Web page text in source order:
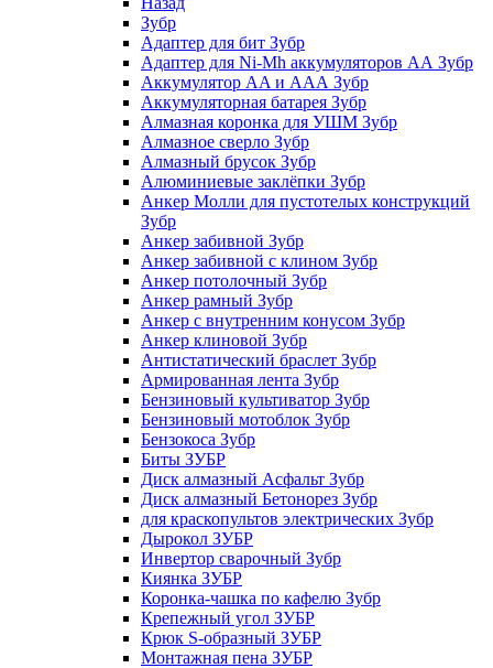
Зубр
Адаптер для бит Зубр
Адаптер для Ni-Mh аккумуляторов АА Зубр
Аккумулятор AA и ААА Зубр
Аккумуляторная батарея Зубр
Алмазная коронка для УШМ Зубр
Алмазное сверло Зубр
Алмазный брусок Зубр
Алюминиевые заклёпки Зубр
Анкер Молли для пустотелых конструкций
Зубр
Анкер забивной Зубр
Анкер забивной с клином Зубр
Анкер потолочный Зубр
Анкер рамный Зубр
Анкер с внутренним конусом Зубр
Анкер клиновой Зубр
Антистатический браслет Зубр
Армированная лента Зубр
Бензиновый культиватор Зубр
Бензиновый мотоблок Зубр
Бензокоса Зубр
Биты ЗУБР
Диск алмазный Асфальт Зубр
Диск алмазный Бетонорез Зубр
для краскопультов электрических Зубр
Дырокол ЗУБР
Инвертор сварочный Зубр
Киянка ЗУБР
Коронка-чашка по кафелю Зубр
Крепежный угол ЗУБР
Крюк S-образный ЗУБР
Монтажная пена ЗУБР